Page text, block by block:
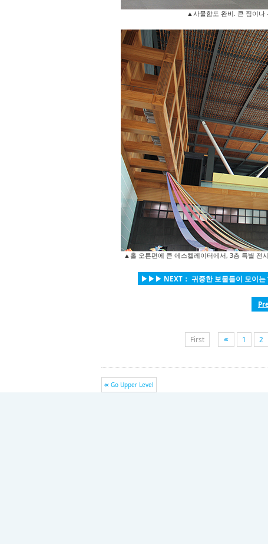
▲사물함도 완비. 큰 짐이나
▲홀 오른편에 큰 에스켈레이터에서, 3층 특별 전
▶▶▶ NEXT： 귀중한 보물들이 모이는
First 1 2
Go Upper Level